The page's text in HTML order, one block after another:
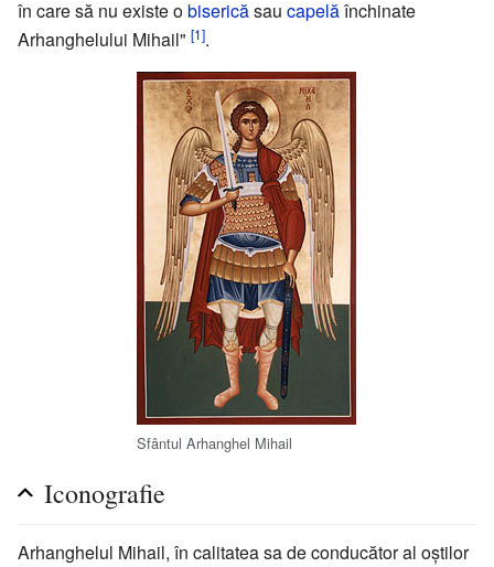
în care să nu existe obisericăsau capelăînchinate
Arhanghelului Mihail" [1].
Sfântul Arhanghel Mihail
Iconografie
Arhanghelul Mihail, în calitatea sa de conducător al oștilor